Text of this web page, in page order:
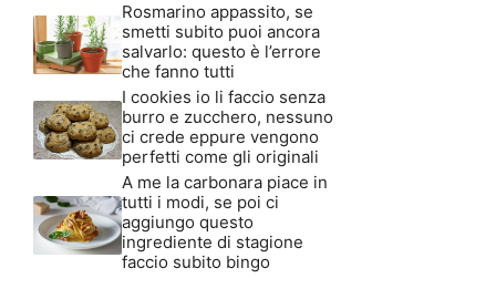
Rosmarino appassito, se
smetti subito puoi ancora
salvarlo: questo è l’errore
che fanno tutti
I cookies io li faccio senza
burro e zucchero, nessuno
ci crede eppure vengono
perfetti come gli originali
A me la carbonara piace in
tutti i modi, se poi ci
aggiungo questo
ingrediente di stagione
faccio subito bingo